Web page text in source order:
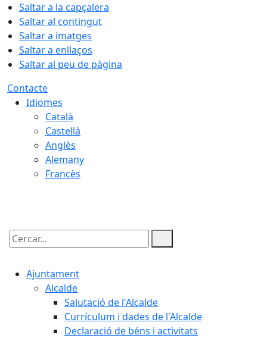
Saltar a la capçalera
Saltar al contingut
Saltar a imatges
Saltar a enllaços
Saltar al peu de pàgina
Contacte
Idiomes
Català
Castellà
Anglès
Alemany
Francès
Cercar:
Ajuntament
Alcalde
Salutació de l'Alcalde
Currículum i dades de l'Alcalde
Declaració de béns i activitats